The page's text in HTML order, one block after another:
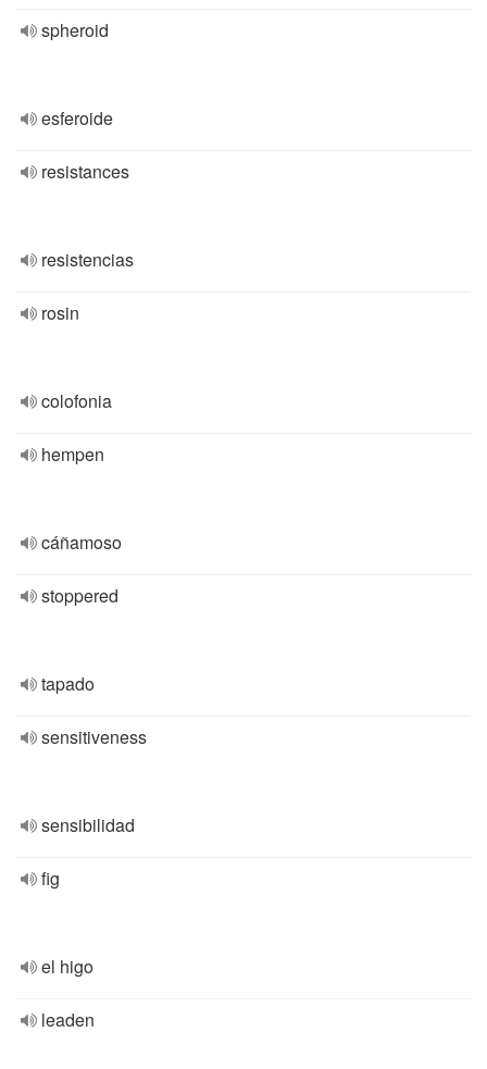
spheroid
esferoide
resistances
resistencias
rosin
colofonia
hempen
cáñamoso
stoppered
tapado
sensitiveness
sensibilidad
fig
el higo
leaden